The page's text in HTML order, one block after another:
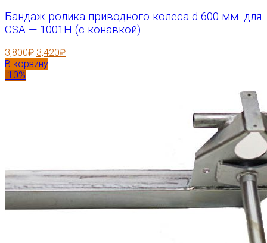
Бандаж ролика приводного колеса d 600 мм. для
CSA — 1001H (с конавкой).
3,800₽ 3,420₽
В корзину
-10%